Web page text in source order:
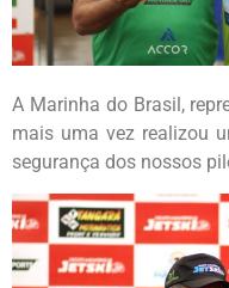
A Marinha do Brasil,
mais uma vez realizou
segurança dos nossos